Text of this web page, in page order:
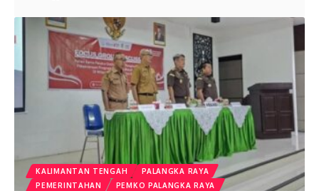
KALIMANTAN TENGAH
PALANGKA RAYA
PEMERINTAHAN
PEMKO PALANGKA RAYA